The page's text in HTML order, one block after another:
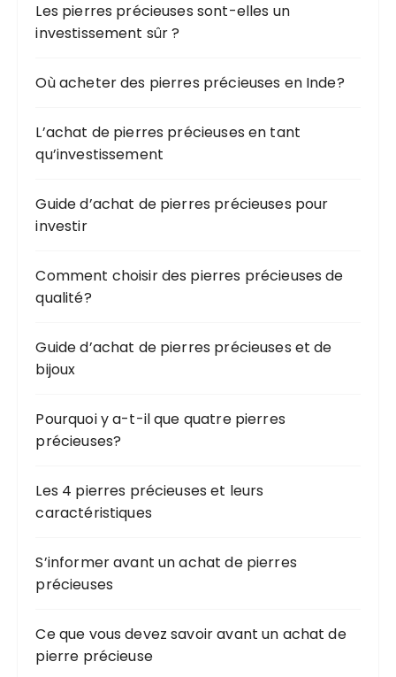
e
p
u
Les pierres précieuses sont-elles un
investissement sûr ?
Où acheter des pierres précieuses en Inde?
L’achat de pierres précieuses en tant
qu’investissement
Guide d’achat de pierres précieuses pour
investir
Comment choisir des pierres précieuses de
qualité?
Guide d’achat de pierres précieuses et de
bijoux
Pourquoi y a-t-il que quatre pierres
précieuses?
Les 4 pierres précieuses et leurs
caractéristiques
S’informer avant un achat de pierres
précieuses
Ce que vous devez savoir avant un achat de
pierre précieuse